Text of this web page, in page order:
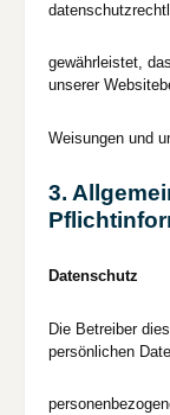
gewährleistet,
unserer
Weisungen und
3.
Datenschutz
Die Betreiber
persönlichen